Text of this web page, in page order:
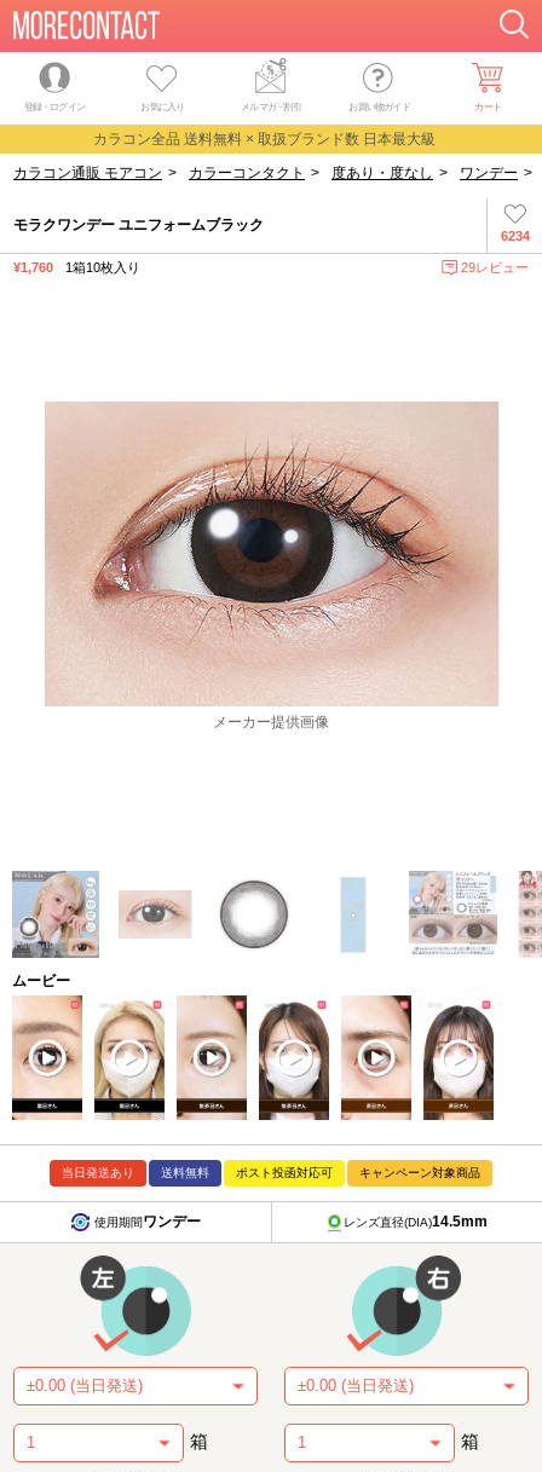
登録・ログイン お気に入り メルマガ・割引 お買い物ガイド カート
カラコン全品 送料無料 × 取扱ブランド数 日本最大級
カラコン通販 モアコン > カラーコンタクト > 度あり・度なし > ワンデー >
6234
モラクワンデー ユニフォームブラック
¥1,760 1箱10枚入り 29レビュー
メーカー提供画像
ムービー
当日発送あり 送料無料 ポスト投函対応可 キャンペーン対象商品
使用期間ワンデー レンズ直径(DIA)14.5mm
箱 箱